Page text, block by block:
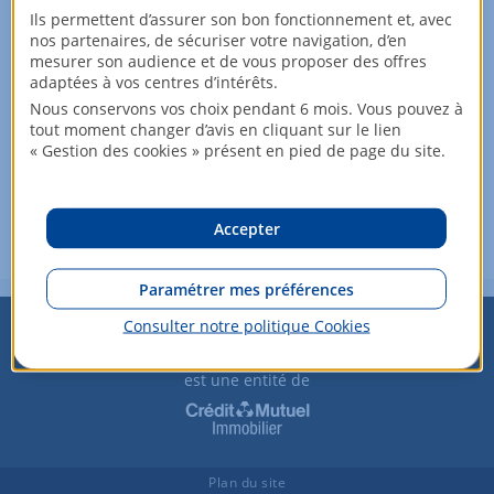
Retrouvez les maisons proches en
location dans notre catalogue
Louer une maison à LEVES :
Rechercher
est une entité de
Plan du site
Ils permettent d’assurer son bon fonctionnement et, avec
nos partenaires, de sécuriser votre navigation, d’en
mesurer son audience et de vous proposer des offres
adaptées à vos centres d’intérêts.
Nous conservons vos choix pendant 6 mois. Vous pouvez à
tout moment changer d’avis en cliquant sur le lien
« Gestion des cookies » présent en pied de page du site.
Accepter
Paramétrer mes préférences
Consulter notre politique Cookies